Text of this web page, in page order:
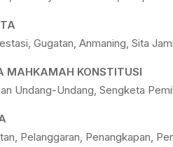
Gugatan, Anmaning, Sita
MAHKAMAH KONSTITUSI
Undang-Undang, Sengketa
Pelanggaran, Penangkapan,